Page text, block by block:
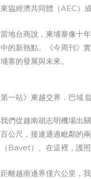
東協經濟共同體（AEC）
當地台商說，柬埔寨像十
中的新熱點。《今周刊》
埔寨的發展與未來。
第一站》柬越交界．巴域
我們從越南胡志明機場出
百公尺，接連通過毗鄰的
（Bavet）。在這裡，護
距離越南邊界僅六公里，